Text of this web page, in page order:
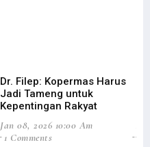
Dr. Filep: Kopermas Harus
Jadi Tameng untuk
Kepentingan Rakyat
Jan 08, 2026 10:00 Am
1 Comments